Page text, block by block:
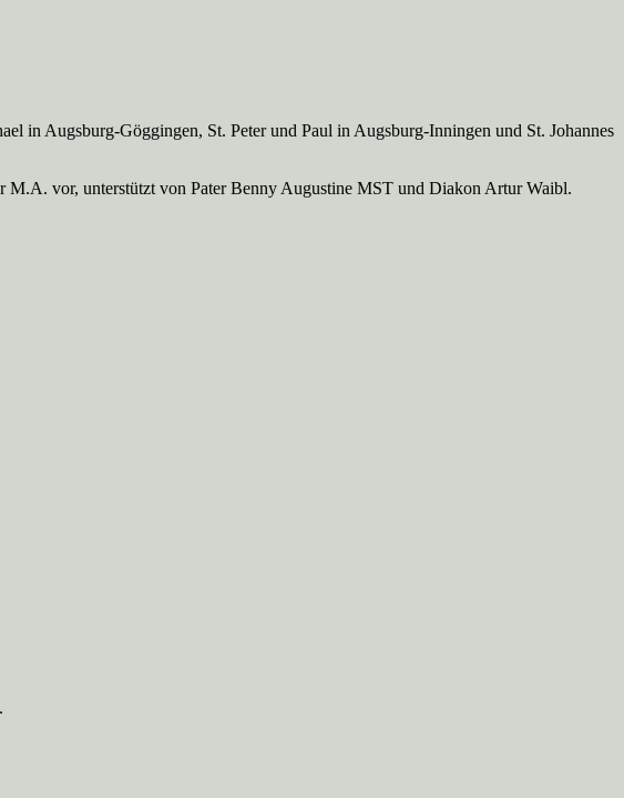
in Augsburg-Göggingen, St. Peter und Paul in Augsburg-Inningen und St. Johannes
M.A. vor, unterstützt von Pater Benny Augustine MST und Diakon Artur Waibl.